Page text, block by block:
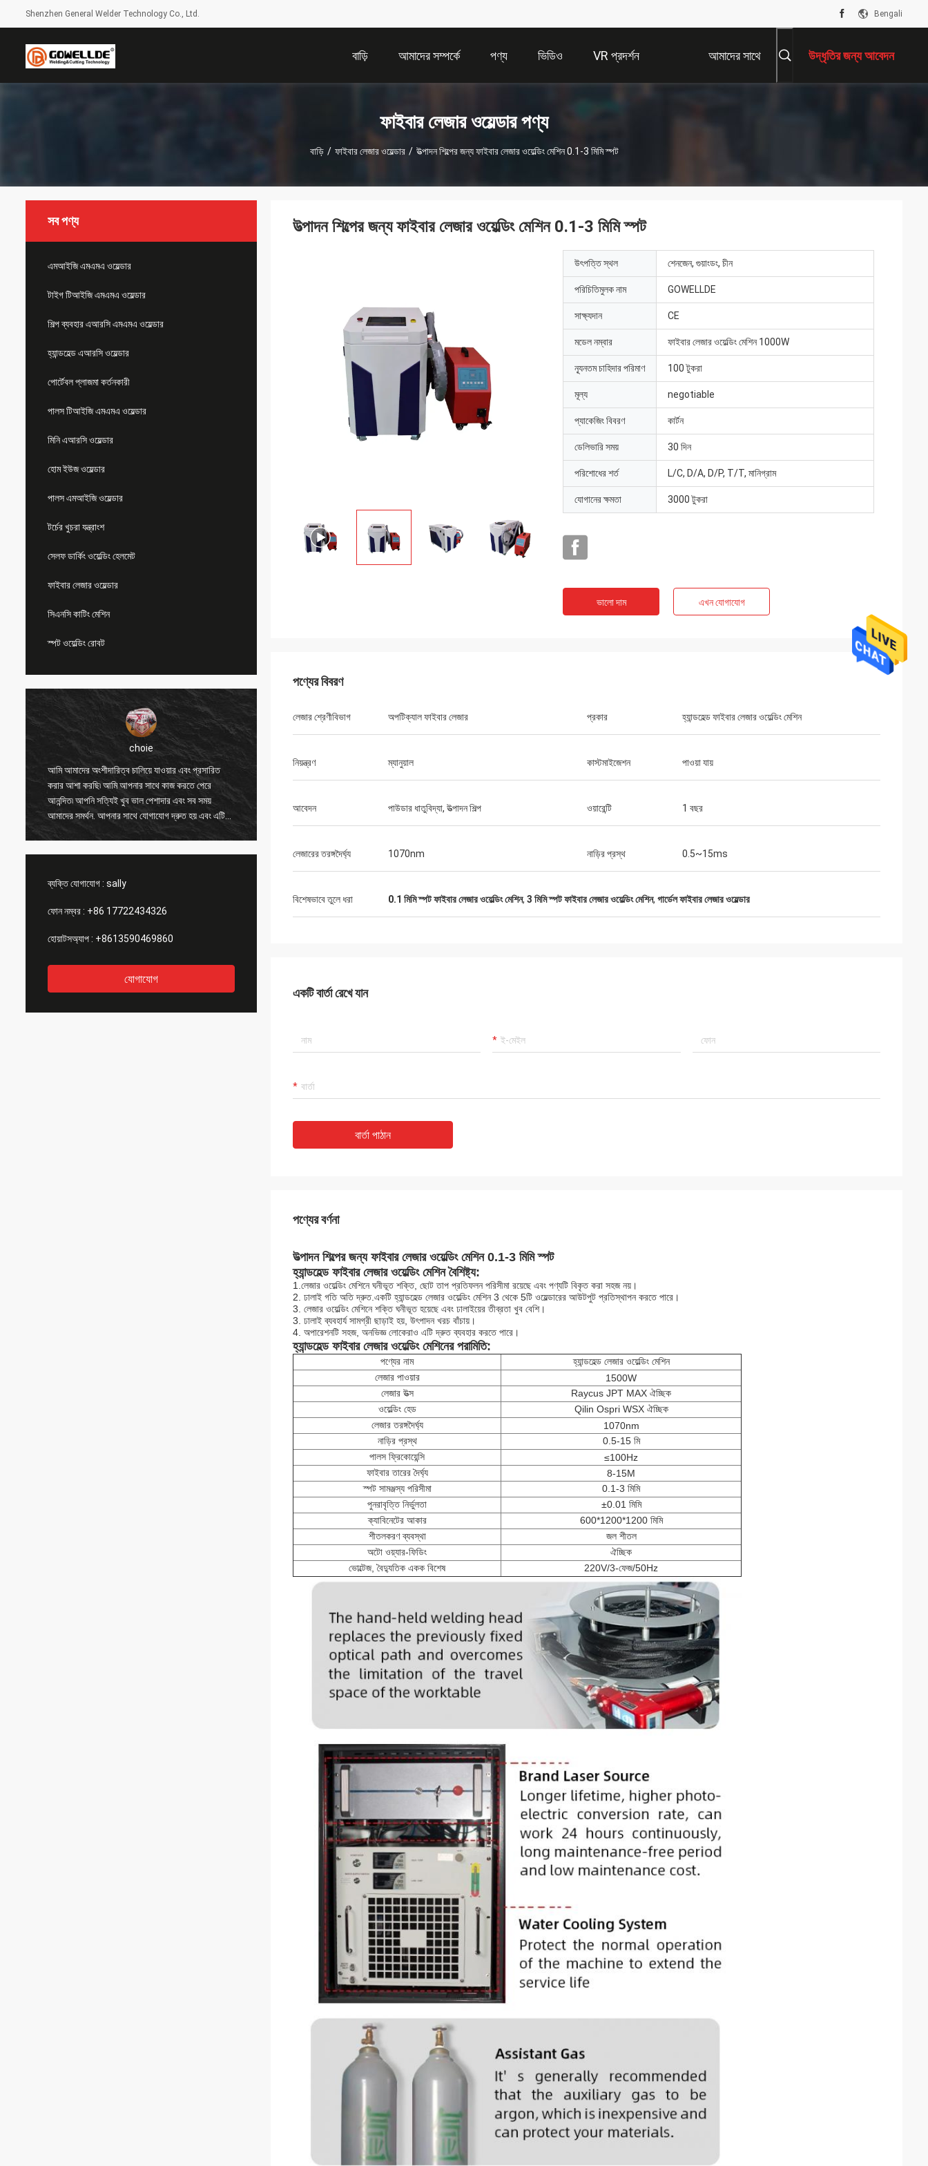
Shenzhen General Welder Technology Co., Ltd. Bengali
বাড়ি আমাদের সম্পর্কে পণ্য ভিডিও VR প্রদর্শন আমাদের সাথে উদ্ধৃতির জন্য আবেদন
ফাইবার লেজার ওয়েল্ডার পণ্য
বাড়ি / ফাইবার লেজার ওয়েল্ডার / উত্পাদন শিল্পের জন্য ফাইবার লেজার ওয়েল্ডিং মেশিন 0.1-3 মিমি স্পট
সব পণ্য
এমআইজি এমএমএ ওয়েল্ডার
টাইগ টিআইজি এমএমএ ওয়েল্ডার
শিল্প ব্যবহার এআরসি এমএমএ ওয়েল্ডার
হ্যান্ডহেল্ড এআরসি ওয়েল্ডার
পোর্টেবল প্লাজমা কর্তনকারী
পালস টিআইজি এমএমএ ওয়েল্ডার
মিনি এআরসি ওয়েল্ডার
হোম ইউজ ওয়েল্ডার
পালস এমআইজি ওয়েল্ডার
টর্চের খুচরা যন্ত্রাংশ
সেলফ ডার্কিং ওয়েল্ডিং হেলমেট
ফাইবার লেজার ওয়েল্ডার
সিএনসি কাটিং মেশিন
স্পট ওয়েল্ডিং রোবট
choie
আমি আমাদের অংশীদারিত্ব চালিয়ে যাওয়ার এবং প্রসারিত
করার আশা করছি৷ আমি আপনার সাথে কাজ করতে পেরে
আনন্দিত৷ আপনি সত্যিই খুব ভাল পেশাদার এবং সব সময়
আমাদের সমর্থন. আপনার সাথে যোগাযোগ দ্রুত হয় এবং এটি
সবচেয়ে গুরুত্বপূর্ণ বিষয়।
আমি আপনার সাথে সহযোগিতা করে সন্তুষ্ট, আপনি আমার এবং
এবং মূল্য যুক্তিসঙ্গত এবং প্রতিযোগিতামূলক, আমরা আপনার
ব্যক্তি যোগাযোগ : sally
ফোন নম্বর : +86 17722434326
হোয়াটসঅ্যাপ : +8613590469860
যোগাযোগ
উত্পাদন শিল্পের জন্য ফাইবার লেজার ওয়েল্ডিং মেশিন 0.1-3 মিমি স্পট
উৎপত্তি স্থল শেনজেন, গুয়াংডং, চীন
পরিচিতিমুলক নাম GOWELLDE
সাক্ষ্যদান CE
মডেল নম্বার ফাইবার লেজার ওয়েল্ডিং মেশিন 1000W
ন্যূনতম চাহিদার পরিমাণ 100 টুকরা
মূল্য negotiable
প্যাকেজিং বিবরণ কার্টন
ডেলিভারি সময় 30 দিন
পরিশোধের শর্ত L/C, D/A, D/P, T/T, মানিগ্রাম
যোগানের ক্ষমতা 3000 টুকরা
ভালো দাম এখন যোগাযোগ
পণ্যের বিবরণ
লেজার শ্রেণীবিভাগ অপটিক্যাল ফাইবার লেজার প্রকার হ্যান্ডহেল্ড ফাইবার লেজার ওয়েল্ডিং মেশিন
নিয়ন্ত্রণ ম্যানুয়াল কাস্টমাইজেশন পাওয়া যায়
আবেদন পাউডার ধাতুবিদ্যা, উত্পাদন শিল্প ওয়ারেন্টি 1 বছর
লেজারের তরঙ্গদৈর্ঘ্য 1070nm নাড়ির প্রস্থ 0.5~15ms
বিশেষভাবে তুলে ধরা 0.1 মিমি স্পট ফাইবার লেজার ওয়েল্ডিং মেশিন, 3 মিমি স্পট ফাইবার লেজার ওয়েল্ডিং মেশিন, গার্ডেল ফাইবার লেজার ওয়েল্ডার
একটি বার্তা রেখে যান
বার্তা পাঠান
পণ্যের বর্ণনা
উত্পাদন শিল্পের জন্য ফাইবার লেজার ওয়েল্ডিং মেশিন 0.1-3 মিমি স্পট
হ্যান্ডহেল্ড ফাইবার লেজার ওয়েল্ডিং মেশিন বৈশিষ্ট্য:
1. লেজার ওয়েল্ডিং মেশিনে ঘনীভূত শক্তি, ছোট তাপ প্রতিফলন পরিসীমা রয়েছে এবং পণ্যটি বিকৃত করা সহজ নয়।
2. ঢালাই গতি অতি দ্রুত.একটি হ্যান্ডহেল্ড লেজার ওয়েল্ডিং মেশিন 3 থেকে 5টি ওয়েল্ডারের আউটপুট প্রতিস্থাপন করতে পারে।
3. লেজার ওয়েল্ডিং মেশিনে শক্তি ঘনীভূত হয়েছে এবং ঢালাইয়ের তীব্রতা খুব বেশি।
3. ঢালাই ব্যবহার্য সামগ্রী ছাড়াই হয়, উৎপাদন খরচ বাঁচায়।
4. অপারেশনটি সহজ, অনভিজ্ঞ লোকেরাও এটি দ্রুত ব্যবহার করতে পারে।
হ্যান্ডহেল্ড ফাইবার লেজার ওয়েল্ডিং মেশিনের পরামিতি:
পণ্যের নাম
হ্যান্ডহেল্ড লেজার ওয়েল্ডিং মেশিন
লেজার পাওয়ার
1500W
লেজার উত্স
Raycus JPT MAX ঐচ্ছিক
ওয়েল্ডিং হেড
Qilin Ospri WSX ঐচ্ছিক
লেজার তরঙ্গদৈর্ঘ্য
1070nm
নাড়ির প্রস্থ
0.5-15 মি
পালস ফ্রিকোয়েন্সি
≤100Hz
ফাইবার তারের দৈর্ঘ্য
8-15M
স্পট সামঞ্জস্য পরিসীমা
0.1-3 মিমি
পুনরাবৃত্তি নির্ভুলতা
±0.01 মিমি
ক্যাবিনেটের আকার
600*1200*1200 মিমি
শীতলকরণ ব্যবস্থা
জল শীতল
অটো ওয়্যার-ফিডিং
ঐচ্ছিক
ভোল্টেজ, বৈদ্যুতিক একক বিশেষ
220V/3-ফেজ/50Hz